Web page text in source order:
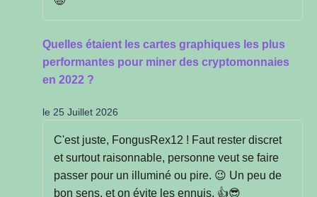
Quelles étaient les cartes graphiques les plus
performantes pour miner des cryptomonnaies
en 2022 ?
le 25 Juillet 2026
C'est juste, FongusRex12 ! Faut rester discret
et surtout raisonnable, personne veut se faire
passer pour un illuminé ou pire. 😉 Un peu de
bon sens, et on évite les ennuis. 👍😎